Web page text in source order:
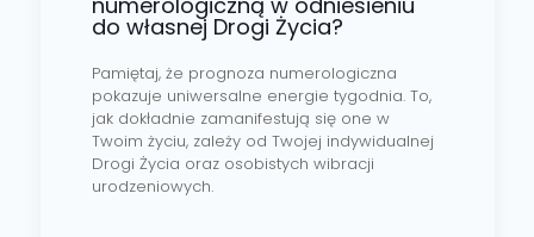
do własnej Drogi Życia?
Pamiętaj, że prognoza numerologiczna
pokazuje uniwersalne energie tygodnia. To,
jak dokładnie zamanifestują się one w
Twoim życiu, zależy od Twojej indywidualnej
Drogi Życia oraz osobistych wibracji
urodzeniowych.